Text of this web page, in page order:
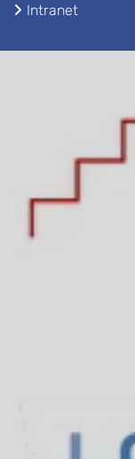
Intranet